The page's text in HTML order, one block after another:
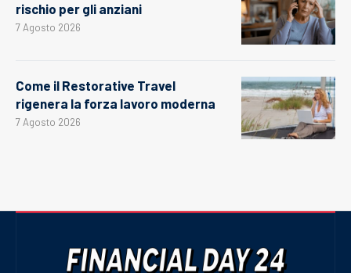
rischio per gli anziani
7 Agosto 2026
Come il Restorative Travel
rigenera la forza lavoro moderna
7 Agosto 2026